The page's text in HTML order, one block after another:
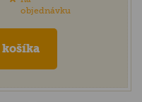
objednávku